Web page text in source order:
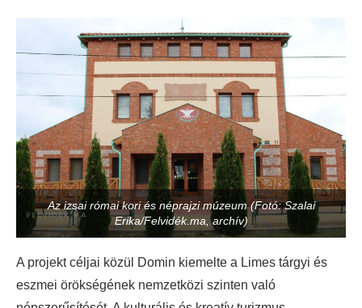
Az izsai római kori és néprajzi múzeum (Fotó: Szalai
Erika/Felvidék.ma, archív)
A projekt céljai közül Domin kiemelte a Limes tárgyi és
eszmei örökségének nemzetközi szinten való